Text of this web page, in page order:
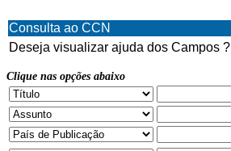
Consulta ao CCN
Deseja visualizar ajuda dos Campos ?
Clique nas opções abaixo